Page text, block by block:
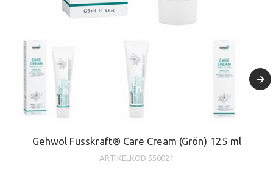
Gehwol Fusskraft® Care Cream (Grön) 125 ml
ARTIKELKOD 550021